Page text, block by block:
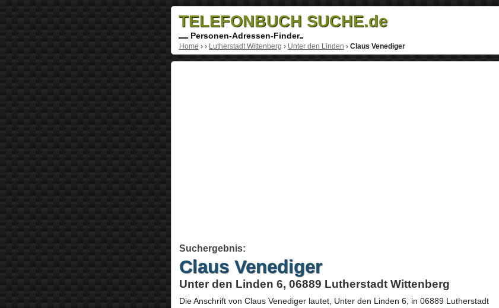
TELEFONBUCH SUCHE.de
Personen-Adressen-Finder
Home › › Lutherstadt Wittenberg › Unter den Linden › Claus Venediger
Suchergebnis:
Claus Venediger
Unter den Linden 6, 06889 Lutherstadt Wittenberg
Die Anschrift von Claus Venedigerlautet, Unter den Linden 6, in 06889 Lutherstadt